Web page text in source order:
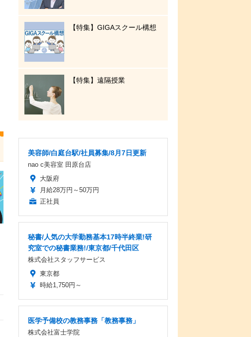
【特集】GIGAスクール構想
【特集】遠隔授業
美容師/白庭台駅/社員募集/8月7日更新
nao c美容室 田原台店
大阪府
月給28万円～50万円
正社員
秘書/人気の大学勤務基本17時半終業!研
究室での秘書業務!/東京都/千代田区
株式会社スタッフサービス
東京都
時給1,750円～
医学予備校の教務事務「教務事務」
株式会社富士学院